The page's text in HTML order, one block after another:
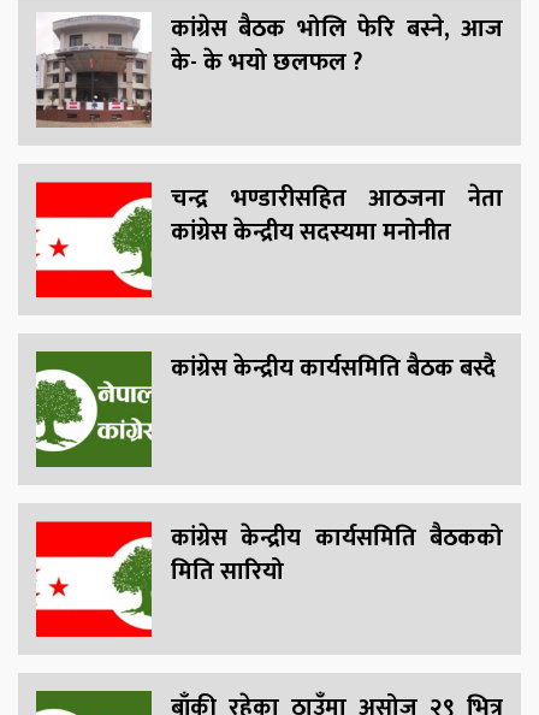
कांग्रेस बैठक भोलि फेरि बस्ने, आज
के- के भयो छलफल ?
चन्द्र भण्डारीसहित आठजना नेता
कांग्रेस केन्द्रीय सदस्यमा मनोनीत
कांग्रेस केन्द्रीय कार्यसमिति बैठक बस्दै
कांग्रेस केन्द्रीय कार्यसमिति बैठकको
मिति सारियो